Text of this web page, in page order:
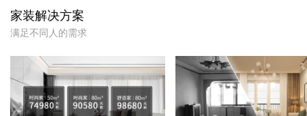
家装解决方案
满足不同人的需求